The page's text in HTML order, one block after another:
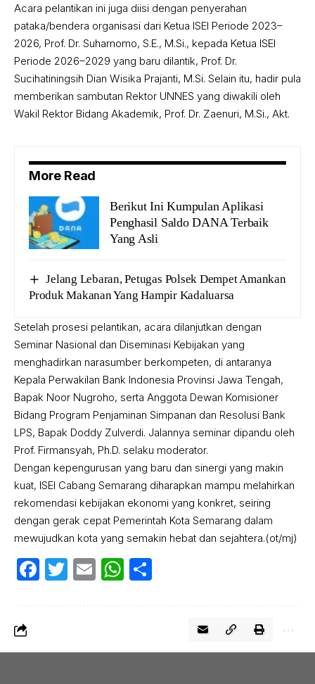
Acara pelantikan ini juga diisi dengan penyerahan
pataka/bendera organisasi dari Ketua ISEI Periode 2023–
2026, Prof. Dr. Suharnomo, S.E., M.Si., kepada Ketua ISEI
Periode 2026–2029 yang baru dilantik, Prof. Dr.
Sucihatiningsih Dian Wisika Prajanti, M.Si. Selain itu, hadir pula
memberikan sambutan Rektor UNNES yang diwakili oleh
Wakil Rektor Bidang Akademik, Prof. Dr. Zaenuri, M.Si., Akt.
More Read
Berikut Ini Kumpulan Aplikasi
Penghasil Saldo DANA Terbaik
Yang Asli
Jelang Lebaran, Petugas Polsek Dempet Amankan
Produk Makanan Yang Hampir Kadaluarsa
Setelah prosesi pelantikan, acara dilanjutkan dengan
Seminar Nasional dan Diseminasi Kebijakan yang
menghadirkan narasumber berkompeten, di antaranya
Kepala Perwakilan Bank Indonesia Provinsi Jawa Tengah,
Bapak Noor Nugroho, serta Anggota Dewan Komisioner
Bidang Program Penjaminan Simpanan dan Resolusi Bank
LPS, Bapak Doddy Zulverdi. Jalannya seminar dipandu oleh
Prof. Firmansyah, Ph.D. selaku moderator.
Dengan kepengurusan yang baru dan sinergi yang makin
kuat, ISEI Cabang Semarang diharapkan mampu melahirkan
rekomendasi kebijakan ekonomi yang konkret, seiring
dengan gerak cepat Pemerintah Kota Semarang dalam
mewujudkan kota yang semakin hebat dan sejahtera.(ot/mj)
Facebook
Twitter
EmailWhatsApp